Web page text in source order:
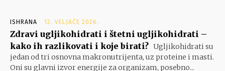
ISHRANA 12. VELJAČE 2026.
Zdravi ugljikohidrati i štetni ugljikohidrati –
kako ih razlikovati i koje birati? Ugljikohidrati su
jedan od tri osnovna makronutrijenta, uz proteine i masti.
Oni su glavni izvor energije za organizam, posebno...